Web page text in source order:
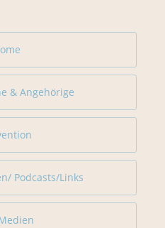
& Angehörige
Podcasts/Links